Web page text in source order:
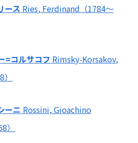
ース Ries, Ferdinand（1784～
=コルサコフ Rimsky-Korsakov,
ーニ Rossini, Gioachino